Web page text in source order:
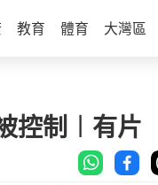
教育 體育 大灣區
控制︱有片